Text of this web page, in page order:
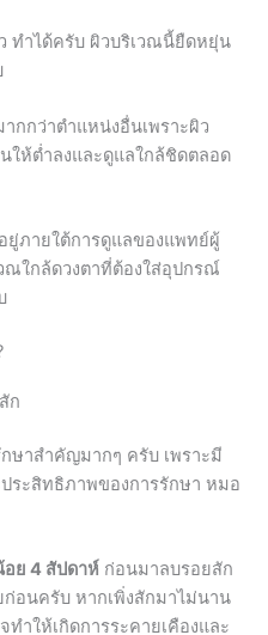
กกว่าตำแหน่งอื่นเพราะผิว
ห้ต่ำลงและดูแลใกล้ชิดตลอด
ยู่ภายใต้การดูแลของแพทย์ผู้
ใกล้ดวงตาที่ต้องใส่อุปกรณ์
ะสิทธิภาพของการรักษา หมอ
อย 4 สัปดาห์ก่อนมาลบรอยสัก
อนครับ หากเพิ่งสักมาไม่นาน
ออย่างน้อย 4 สัปดาห์หลังสัก